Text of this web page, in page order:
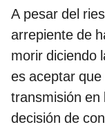
A pesar del
arrepiente de
morir diciendo
es aceptar
transmisión en
decisión de